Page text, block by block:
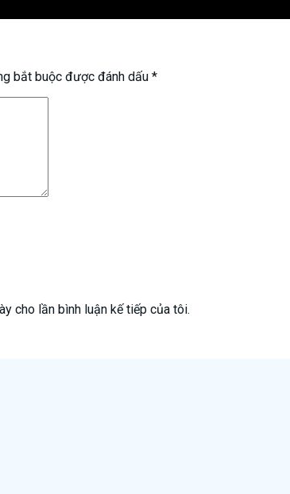
bắt buộc được đánh dấu *
cho lần bình luận kế tiếp của tôi.